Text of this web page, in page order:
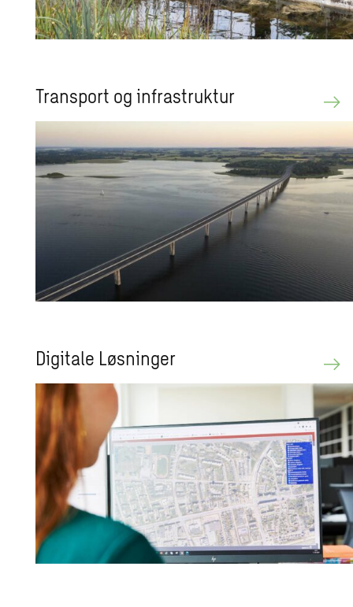
Trans­port og in­fra­struk­tur
Di­gi­ta­le Løs­nin­ger